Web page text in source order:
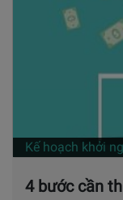
Kế hoạch khởi
4 bước cần